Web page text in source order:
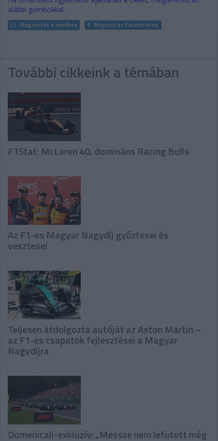
alábbi gombokkal:
Megosztás e-mailben Megosztás Facebookon
További cikkeink a témában
F1Stat: McLaren 40, domináns Racing Bulls
Az F1-es Magyar Nagydíj győztesei és
vesztesei
Teljesen átdolgozta autóját az Aston Martin –
az F1-es csapatok fejlesztései a Magyar
Nagydíjra
Domenicali-exkluzív: „Messze nem lefutott még